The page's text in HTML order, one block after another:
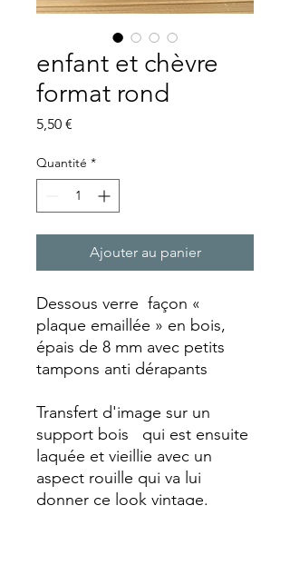
enfant et chèvre
format rond
5,50 €
Quantité *
Ajouter au panier
Dessous verre façon «
plaque emaillée » en bois,
épais de 8 mm avec petits
tampons anti dérapants
Transfert d'image sur un
support bois qui est ensuite
laquée et vieillie avec un
aspect rouille qui va lui
donner ce look vintage.